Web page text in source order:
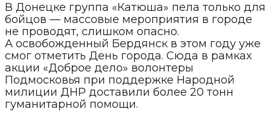
В Донецке группа «Катюша» пела только для
бойцов — массовые мероприятия в городе
не проводят, слишком опасно.
А освобожденный Бердянск в этом году уже
смог отметить День города. Сюда в рамках
акции «Доброе дело» волонтеры
Подмосковья при поддержке Народной
милиции ДНР доставили более 20 тонн
гуманитарной помощи.